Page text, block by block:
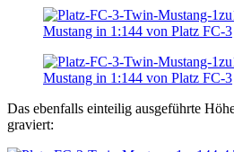
Das ebenfalls einteilig ausgeführte
graviert: